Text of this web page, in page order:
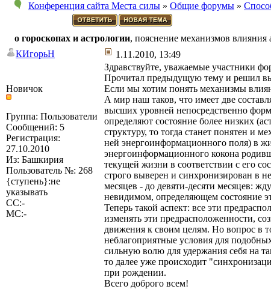
Конференция сайта Места силы » Общие форумы »
о гороскопах и астрологии, пояснение механизмов влияния
КИгорьН
1.11.2010, 13:49
Новичок
Группа: Пользователи
Сообщений: 5
Регистрация:
27.10.2010
Из: Башкирия
Пользователь №: 268
{ступень}:не
указывать
СС:-
МС:-
Здравствуйте, уважаемые участники
Прочитал предыдущую тему и решил
Если мы хотим понять механизмы
А мир наш таков, что имеет две
высших уровней непосредственно
определяют состояние более низких
структуру, то тогда станет понятен и
ней энергоинформационного поля) в
энергоинформационного кокона
текущей жизни в соответствии с его
строго выверен и синхронизирован в
месяцев - до девяти-десяти месяцев:
невидимом, определяющем состояние
Теперь такой аспект: все эти
изменять эти предрасположенности,
движения к своим целям. Но вопрос в
неблагоприятные условия для
сильную волю для удержания себя на
то далее уже происходит
при рождении.
Всего доброго всем!